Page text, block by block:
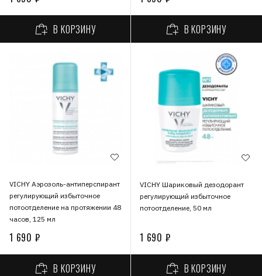
В КОРЗИНУ В КОРЗИНУ
VICHY Аэрозоль-антиперспирант
регулирующий избыточное
потоотделение на протяжении 48
часов, 125 мл
1 690 ₽
В КОРЗИНУ
VICHY Шариковый дезодорант
регулирующий избыточное
потоотделение, 50 мл
1 690 ₽
В КОРЗИНУ